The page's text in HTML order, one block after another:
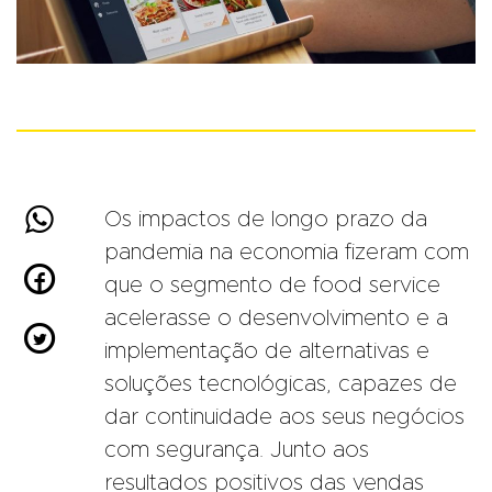



Os impactos de longo prazo da
pandemia na economia fizeram com
que o segmento de food service
acelerasse o desenvolvimento e a
implementação de alternativas e
soluções tecnológicas, capazes de
dar continuidade aos seus negócios
com segurança. Junto aos
resultados positivos das vendas